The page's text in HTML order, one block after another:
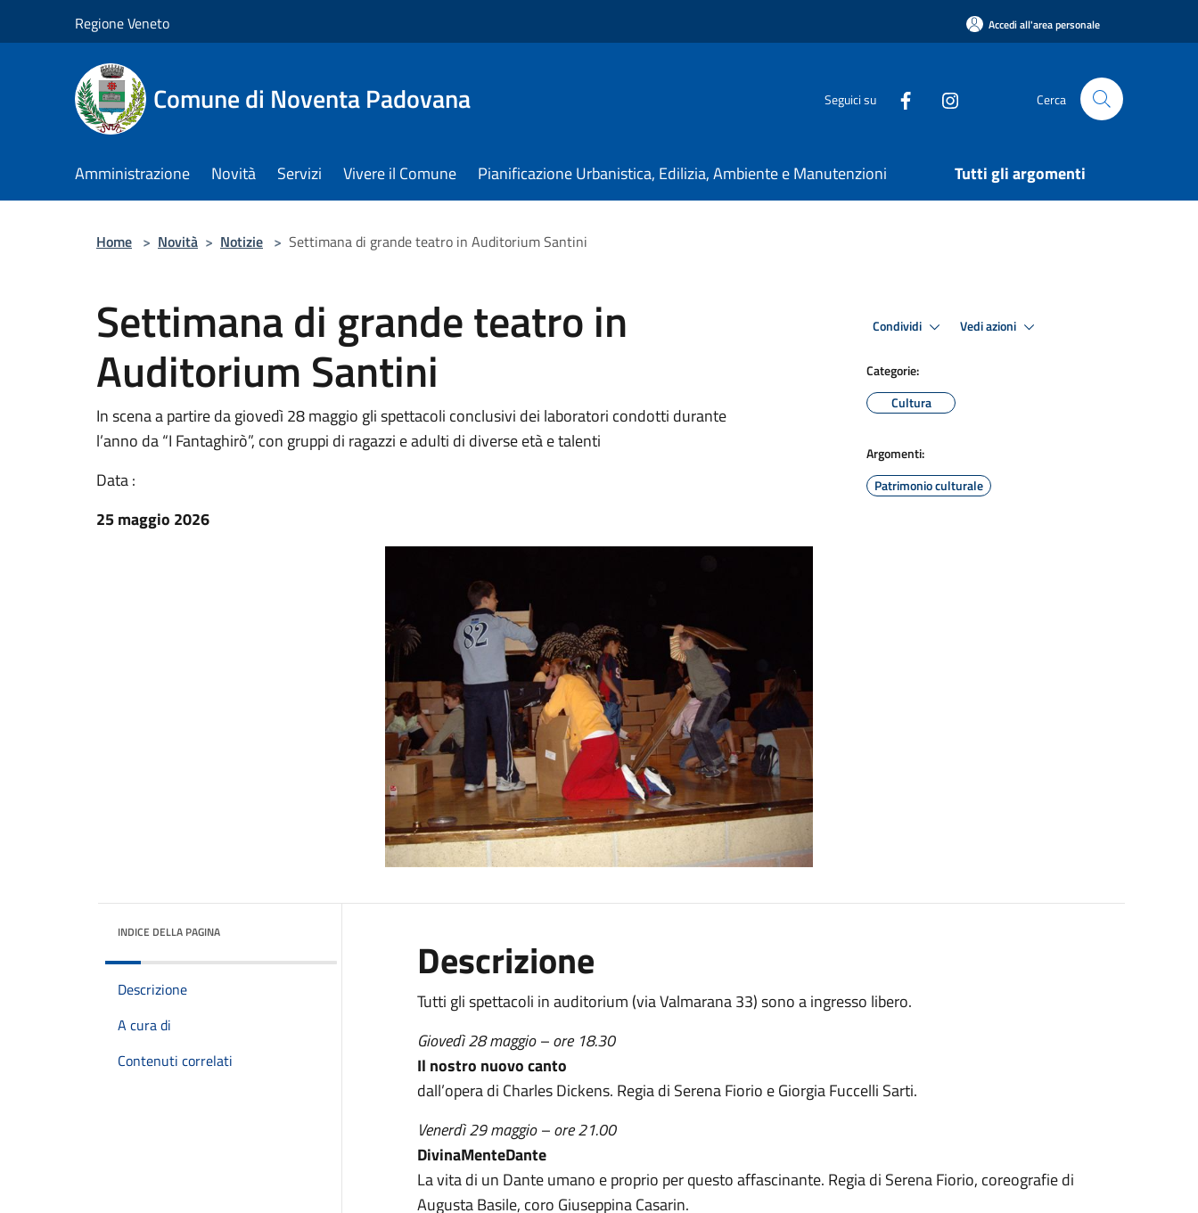
Regione Veneto Accedi all'area personale
Comune di Noventa Padovana Seguici su Cerca
Amministrazione Novità Servizi Vivere il Comune Pianificazione Urbanistica, Edilizia, Ambiente e Manutenzioni Tutti gli argomenti
Home > Novità > Notizie > Settimana di grande teatro in Auditorium Santini
Settimana di grande teatro in
Auditorium Santini
In scena a partire da giovedì 28 maggio gli spettacoli conclusivi dei laboratori condotti durante
l’anno da “I Fantaghirò”, con gruppi di ragazzi e adulti di diverse età e talenti
Data :
25 maggio 2026
Condividi Vedi azioni
Categorie:
Cultura
Argomenti:
Patrimonio culturale
INDICE DELLA PAGINA
Descrizione
A cura di
Contenuti correlati
Descrizione
Tutti gli spettacoli in auditorium (via Valmarana 33) sono a ingresso libero.
Giovedì 28 maggio – ore 18.30
Il nostro nuovo canto
dall’opera di Charles Dickens. Regia di Serena Fiorio e Giorgia Fuccelli Sarti.
Venerdì 29 maggio – ore 21.00
DivinaMenteDante
La vita di un Dante umano e proprio per questo affascinante. Regia di Serena Fiorio, coreografie di
Augusta Basile, coro Giuseppina Casarin.